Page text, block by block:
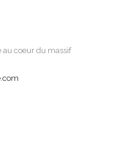
au coeur du massif